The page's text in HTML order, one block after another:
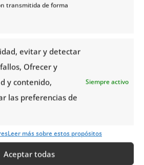
transmitida de forma
evitar y detectar
Ofrecer y
y contenido,
las preferencias de
Siempre activo
Leer más sobre estos propósitos
Aceptar todas